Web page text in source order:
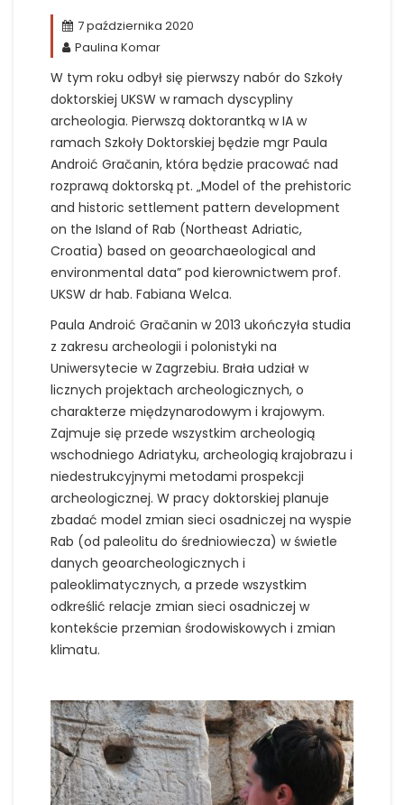
7 października 2020
Paulina Komar
W tym roku odbył się pierwszy nabór do Szkoły
doktorskiej UKSW w ramach dyscypliny
archeologia. Pierwszą doktorantką w IA w
ramach Szkoły Doktorskiej będzie mgr Paula
Androić Gračanin, która będzie pracować nad
rozprawą doktorską pt. „Model of the prehistoric
and historic settlement pattern development
on the Island of Rab (Northeast Adriatic,
Croatia) based on geoarchaeological and
environmental data” pod kierownictwem prof.
UKSW dr hab. Fabiana Welca.
Paula Androić Gračanin w 2013 ukończyła studia
z zakresu archeologii i polonistyki na
Uniwersytecie w Zagrzebiu. Brała udział w
licznych projektach archeologicznych, o
charakterze międzynarodowym i krajowym.
Zajmuje się przede wszystkim archeologią
wschodniego Adriatyku, archeologią krajobrazu i
niedestrukcyjnymi metodami prospekcji
archeologicznej. W pracy doktorskiej planuje
zbadać model zmian sieci osadniczej na wyspie
Rab (od paleolitu do średniowiecza) w świetle
danych geoarcheologicznych i
paleoklimatycznych, a przede wszystkim
odkreślić relacje zmian sieci osadniczej w
kontekście przemian środowiskowych i zmian
klimatu.